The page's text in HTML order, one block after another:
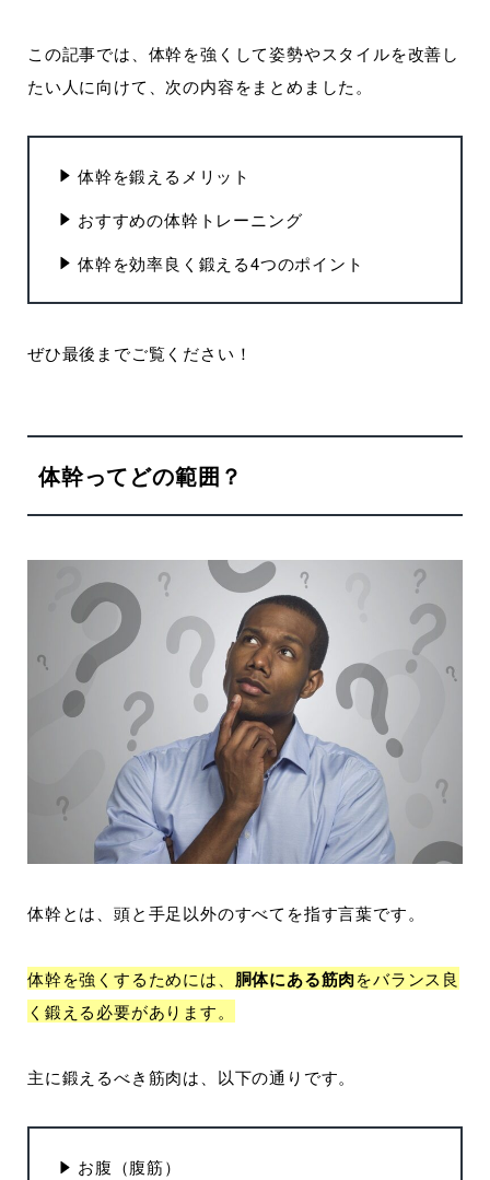
この記事では、体幹を強くして姿勢やスタイルを改善し
たい人に向けて、次の内容をまとめました。
体幹を鍛えるメリット
おすすめの体幹トレーニング
体幹を効率良く鍛える4つのポイント
ぜひ最後までご覧ください！
体幹ってどの範囲？
体幹とは、頭と手足以外のすべてを指す言葉です。
体幹を強くするためには、 胴体にある筋肉をバランス良
く鍛える必要があります。
主に鍛えるべき筋肉は、以下の通りです。
お腹（腹筋）